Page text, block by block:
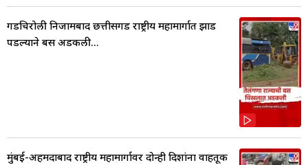
गडचिरोली निजामबाद छत्तीसगड राष्ट्रीय महामार्गात झाड
पडल्याने बस अडकली...
मुंबई-अहमदाबाद राष्ट्रीय महामार्गावर दोन्ही दिशांना वाहतूक